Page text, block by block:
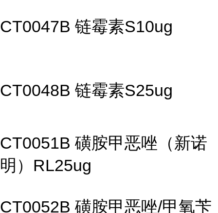
CT0047B 链霉素S10ug
CT0048B 链霉素S25ug
CT0051B 磺胺甲恶唑（新诺
明）RL25ug
CT0052B 磺胺甲恶唑/甲氧苄